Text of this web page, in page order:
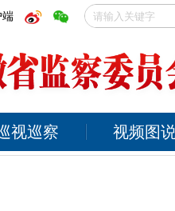
视巡察 视频图